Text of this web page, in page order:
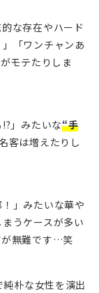
な存在やハード
「ワンチャンあ
モテたりしま
」みたいな“手
客は増えたりし
」みたいな華や
うケースが多い
が無難です…笑
朴な女性を演出